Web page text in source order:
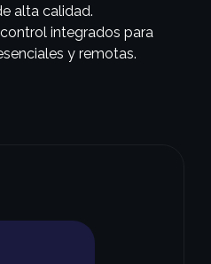
alta calidad.
integrados para
y remotas.